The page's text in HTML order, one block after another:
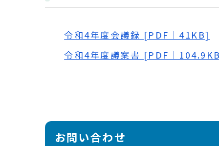
令和4年度会議録 [PDF｜41KB]
令和4年度議案書 [PDF｜
お問い合わせ